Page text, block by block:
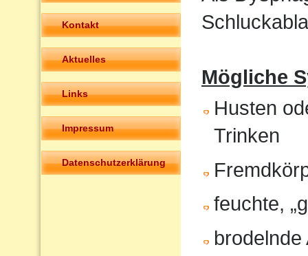
Kontakt
Aktuelles
Links
Impressum
Datenschutzerklärung
Mögliche
Husten
Trinken
feuchte,
brodelnde